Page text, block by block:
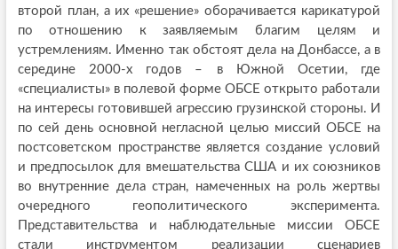
второй план, а их «решение» оборачивается карикатурой
по отношению к заявляемым благим целям и
устремлениям. Именно так обстоят дела на Донбассе, а в
середине 2000-х годов – в Южной Осетии, где
«специалисты» в полевой форме ОБСЕ открыто работали
на интересы готовившей агрессию грузинской стороны. И
по сей день основной негласной целью миссий ОБСЕ на
постсоветском пространстве является создание условий
и предпосылок для вмешательства США и их союзников
во внутренние дела стран, намеченных на роль жертвы
очередного геополитического эксперимента.
Представительства и наблюдательные миссии ОБСЕ
стали инструментом реализации сценариев